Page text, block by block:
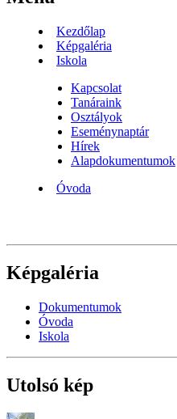
Kezdőlap
Képgaléria
Iskola
Kapcsolat
Tanáraink
Osztályok
Eseménynaptár
Hírek
Alapdokumentumok
Óvoda
Képgaléria
Dokumentumok
Óvoda
Iskola
Utolsó kép